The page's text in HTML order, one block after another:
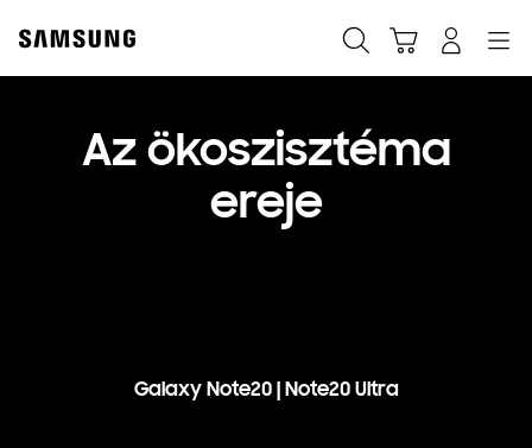
content
Az ökoszisztéma
ereje
Galaxy Note20 | Note20 Ultra